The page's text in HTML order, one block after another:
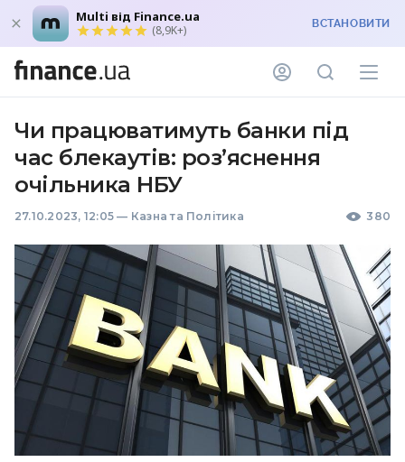
Multi від Finance.ua
(8,9K+) ВСТАНОВИТИ
Чи працюватимуть банки під
час блекаутів: роз’яснення
очільника НБУ
27.10.2023, 12:05 — Казна та Політика 380